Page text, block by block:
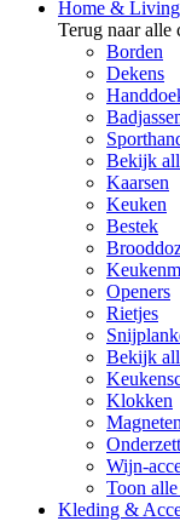
Home & Living
Terug naar alle
Borden
Dekens
Bekijk
Kaarsen
Keuken
Bestek
Openers
Rietjes
Bekijk
Klokken
Magneten
Wijn-
Toon
Kleding &